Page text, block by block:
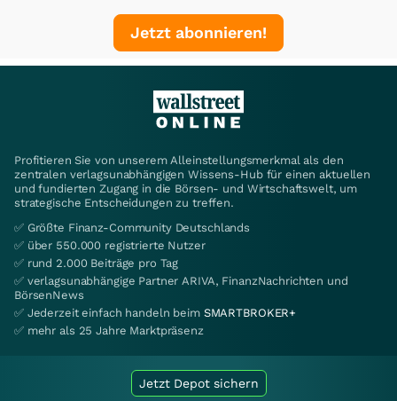
Jetzt abonnieren!
Profitieren Sie von unserem Alleinstellungsmerkmal als den
zentralen verlagsunabhängigen Wissens-Hub für einen aktuellen
und fundierten Zugang in die Börsen- und Wirtschaftswelt, um
strategische Entscheidungen zu treffen.
✅ Größte Finanz-Community Deutschlands
✅ über 550.000 registrierte Nutzer
✅ rund 2.000 Beiträge pro Tag
✅ verlagsunabhängige Partner ARIVA, FinanzNachrichten und
BörsenNews
✅ Jederzeit einfach handeln beim SMARTBROKER+
✅ mehr als 25 Jahre Marktpräsenz
Jetzt Depot sichern